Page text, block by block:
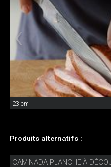
23 cm
Produits alternatifs :
CAMINADA PLANCHE À